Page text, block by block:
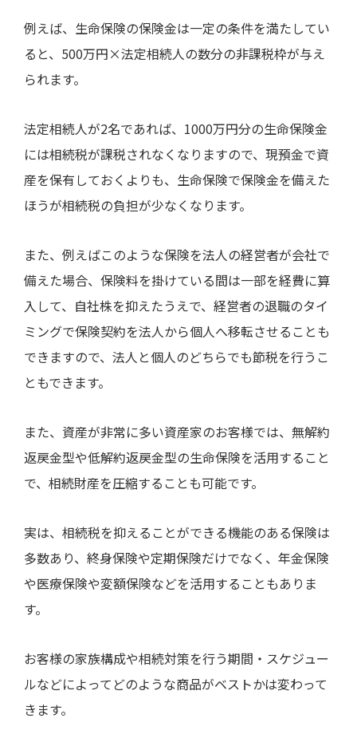
例えば、生命保険の保険金は一定の条件を満たしてい
ると、 500万円×法定相続人の数分の非課税枠が与え
られます。
法定相続人が2名であれば、 1000万円分の生命保険金
には相続税が課税されなくなりますので、現預金で資
産を保有しておくよりも、生命保険で保険金を備えた
ほうが相続税の負担が少なくなります。
また、例えばこのような保険を法人の経営者が会社で
備えた場合、保険料を掛けている間は一部を経費に算
入して、自社株を抑えたうえで、経営者の退職のタイ
ミングで保険契約を法人から個人へ移転させることも
できますので、法人と個人のどちらでも節税を行うこ
ともできます。
また、資産が非常に多い資産家のお客様では、無解約
返戻金型や低解約返戻金型の生命保険を活用すること
で、相続財産を圧縮することも可能です。
実は、相続税を抑えることができる機能のある保険は
多数あり、終身保険や定期保険だけでなく、年金保険
や医療保険や変額保険などを活用することもありま
す。
お客様の家族構成や相続対策を行う期間・スケジュー
ルなどによってどのような商品がベストかは変わって
きます。